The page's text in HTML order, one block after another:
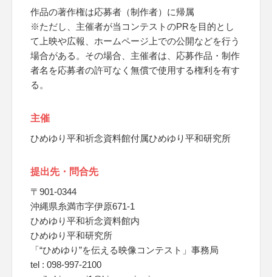
作品の著作権は応募者（制作者）に帰属
※ただし、主催者が当コンテストのPRを目的とし
て上映や広報、ホームページ上での公開などを行う
場合がある。その場合、主催者は、応募作品・制作
者名を応募者の許可なく無償で使用する権利を有す
る。
主催
ひめゆり平和祈念資料館付属ひめゆり平和研究所
提出先・問合先
〒901-0344
沖縄県糸満市字伊原671-1
ひめゆり平和祈念資料館内
ひめゆり平和研究所
「“ひめゆり”を伝える映像コンテスト」事務局
tel : 098-997-2100